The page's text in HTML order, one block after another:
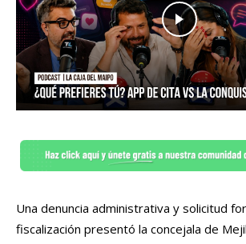
Una denuncia administrativa y solicitud
fiscalización presentó la concejala de